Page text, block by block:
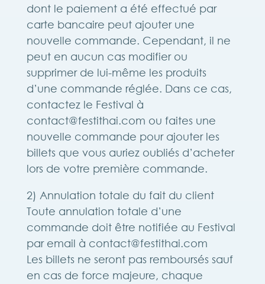
dont le paiement a été effectué par
carte bancaire peut ajouter une
nouvelle commande. Cependant, il ne
peut en aucun cas modifier ou
supprimer de lui-même les produits
d’une commande réglée. Dans ce cas,
contactez le Festival à
contact@festithai.com ou faites une
nouvelle commande pour ajouter les
billets que vous auriez oubliés d’acheter
lors de votre première commande.
2) Annulation totale du fait du client
Toute annulation totale d’une
commande doit être notifiée au Festival
par email à contact@festithai.com
Les billets ne seront pas remboursés sauf
en cas de force majeure, chaque